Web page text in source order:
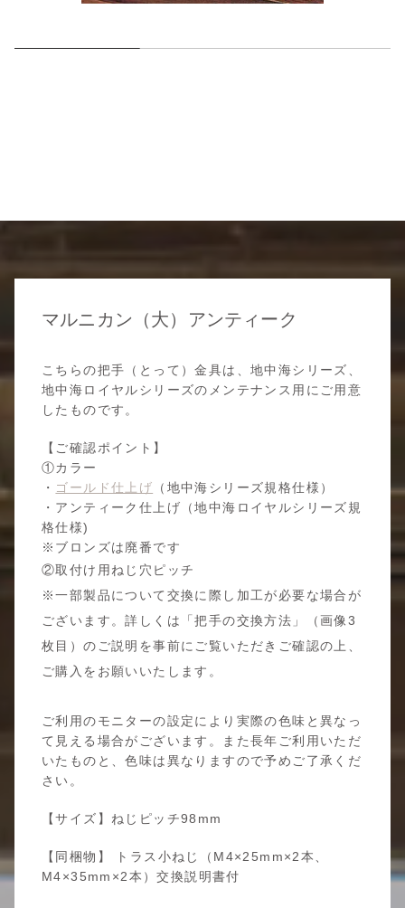
マルニカン（大）アンティーク
こちらの把手（とって）金具は、地中海シリーズ、
地中海ロイヤルシリーズのメンテナンス用にご用意
したものです。
【ご確認ポイント】
①カラー
・ ゴールド仕上げ （地中海シリーズ規格仕様）
・アンティーク仕上げ（地中海ロイヤルシリーズ規
格仕様)
※ブロンズは廃番です
②取付け用ねじ穴ピッチ
※一部製品について交換に際し加工が必要な場合が
ございます。詳しくは「把手の交換方法」（画像3
枚目）のご説明を事前にご覧いただきご確認の上、
ご購入をお願いいたします。
ご利用のモニターの設定により実際の色味と異なっ
て見える場合がございます。また長年ご利用いただ
いたものと、色味は異なりますので予めご了承くだ
さい。
【サイズ】ねじピッチ98mm
【同梱物】 トラス小ねじ（M4×25mm×2本、
M4×35mm×2本）交換説明書付